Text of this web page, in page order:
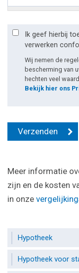
Ik geef hierbij
verwerken
Wij nemen de
bescherming van
hechten veel
Bekijk hier ons
Meer informatie
zijn en de kosten
in onze
Hypotheek
Hypotheek voor